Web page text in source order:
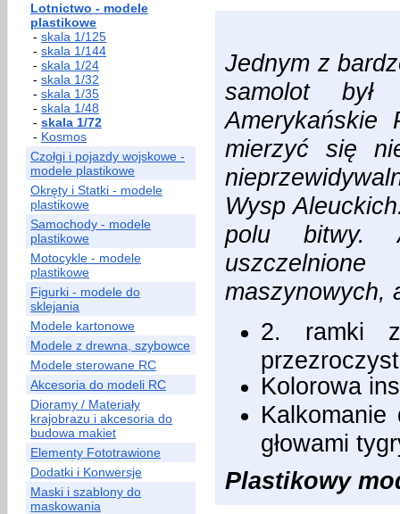
Lotnictwo - modele
plastikowe
- skala 1/125
- skala 1/144
- skala 1/24
- skala 1/32
- skala 1/35
- skala 1/48
- skala 1/72
- Kosmos
Czołgi i pojazdy wojskowe -
modele plastikowe
Okręty i Statki - modele
plastikowe
Samochody - modele
plastikowe
Motocykle - modele
plastikowe
Figurki - modele do
sklejania
Modele kartonowe
Modele z drewna, szybowce
Modele sterowane RC
Akcesoria do modeli RC
Dioramy / Materiały
krajobrazu i akcesoria do
budowa makiet
Elementy Fototrawione
Dodatki i Konwersje
Maski i szablony do
maskowania
Jednym z
samolot był
Amerykańskie
mierzyć się
Wysp
polu bitwy.
maszynowych,
2. ramki
Kolorowa
głowami
Plastikowy